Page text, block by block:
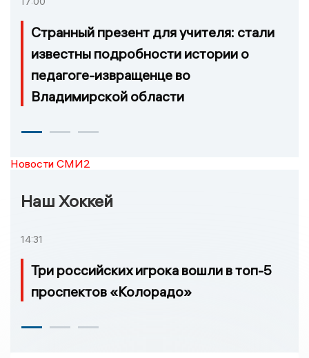
Странный презент для учителя: стали
известны подробности истории о
педагоге-извращенце во
Владимирской области
Новости СМИ2
Наш Хоккей
14:31
Три российских игрока вошли в топ-5
проспектов «Колорадо»